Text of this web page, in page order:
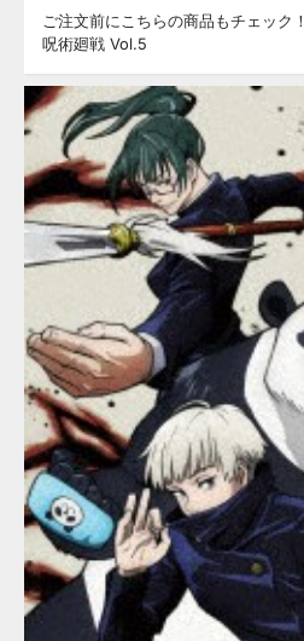
ご注文前にこちらの商品もチェック！
呪術廻戦 Vol.5